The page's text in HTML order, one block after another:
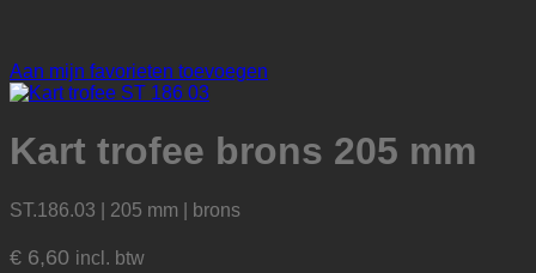
Aan mijn favorieten toevoegen
Kart trofee brons 205 mm
ST.186.03 | 205 mm | brons
€ 6,60 incl. btw